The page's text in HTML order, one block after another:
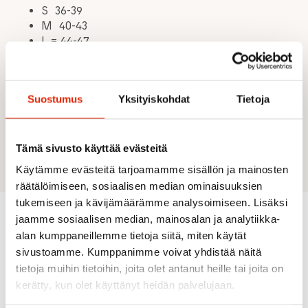
Suostumus Yksityiskohdat Tietoja
Tämä sivusto käyttää evästeitä
Käytämme evästeitä tarjoamamme sisällön ja mainosten
räätälöimiseen, sosiaalisen median ominaisuuksien
tukemiseen ja kävijämäärämme analysoimiseen. Lisäksi
jaamme sosiaalisen median, mainosalan ja analytiikka-
alan kumppaneillemme tietoja siitä, miten käytät
sivustoamme. Kumppanimme voivat yhdistää näitä
tietoja muihin tietoihin, joita olet antanut heille tai joita on
kerätty, kun olet käyttänyt heidän palvelujaan.
S 36-39
M 40-43
L = 44-47
51 % Nylon/polyamidi
20 % polypropyleeni
2 % Lycra/elastaani
Suositeltua sinulle